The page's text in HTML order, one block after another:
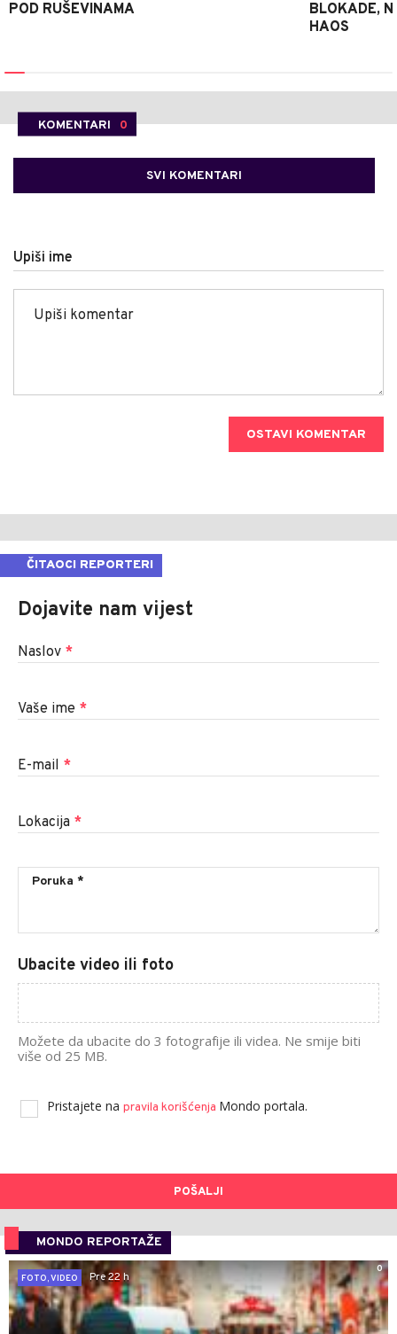
POD RUŠEVINAMA
BLOKADE,
HAOS
KOMENTARI 0
SVI KOMENTARI
Upiši ime
OSTAVI KOMENTAR
ČITAOCI REPORTERI
Dojavite nam vijest
Naslov *
Vaše ime *
E-mail *
Lokacija *
Ubacite video ili foto
Možete da ubacite do 3 fotografije ili videa. Ne smije biti
više od 25 MB.
Pristajete na pravila korišćenja Mondo portala.
POŠALJI
MONDO REPORTAŽE
0
FOTO, VIDEO
Pre 22 h